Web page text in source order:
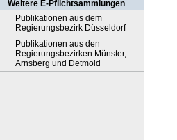
Weitere E-Pflichtsammlungen
Publikationen aus dem
Regierungsbezirk Düsseldorf
Publikationen aus den
Regierungsbezirken Münster,
Arnsberg und Detmold